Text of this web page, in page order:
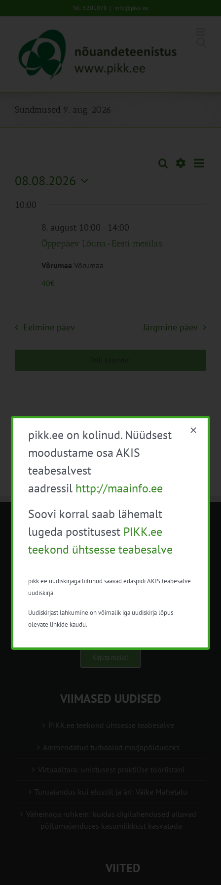
to
Tel: 5201078 | info@pikk.ee
Sündmused 9. aug. 2026
Sündmused
Otsi Päev
08.08.2026
kuupäev.
10:00
8. august 10:00 - 14:00
Õppepäev Lõuna-Eesti mesilas
Võrumaa Võrumaa
40€
Eelmine päev Järgmine päev
METK NÕUANDETEENISTUS
Nõuandeteenistuse nimetuse alt
nõustamisteenuseid.
info@pikk.ee
Kirjuta meile!
VIIMASED UUDISED
PIKK.ee teekond ühtsesse teabesalve
Ammendatud turbaalad marjapõldudeks
Virtuaaltara: unistusest praktilise tööriistani
Turuaiandus kui elustiil ja äri: Väike Mahetalu
Vähemaga rohkem: kuidas digilahendused aitavad
põllumajanduses kasumlikkust kasvatada
VIITED
pikk.ee on kolinud. Nüüdsest
moodustame osa AKIS
teabesalvest
aadressil http://maainfo.ee
Soovi korral saab lähemalt
lugeda postitusest PIKK.ee
teekond ühtsesse teabesalve
pikk.ee uudiskirjaga liitunud saavad edaspidi AKIS teabesalve
uudiskirja.
Uudiskirjast lahkumine on võimalik iga uudiskirja lõpus
olevate linkide kaudu.